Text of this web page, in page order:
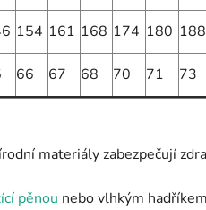
154 161 168 174 180 188
66 67 68 70 71 73
materiály zabezpečují
pěnou nebo vlhkým